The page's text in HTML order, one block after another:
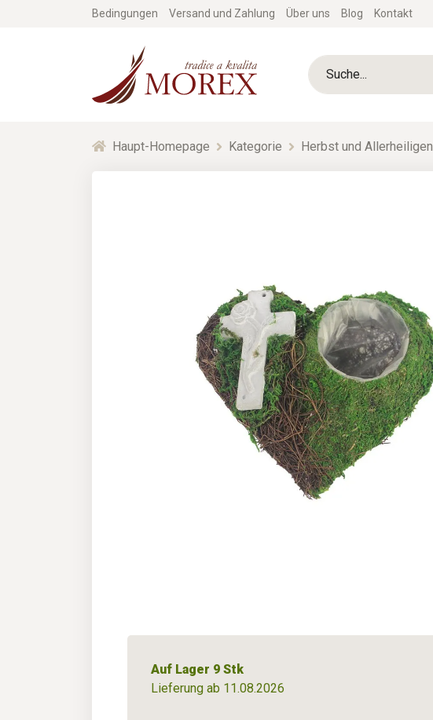
Bedingungen Versand und Zahlung Über uns Blog Kontakt
Haupt-Homepage Kategorie Herbst und Allerheiligen
Auf Lager 9 Stk
Lieferung ab 11.08.2026